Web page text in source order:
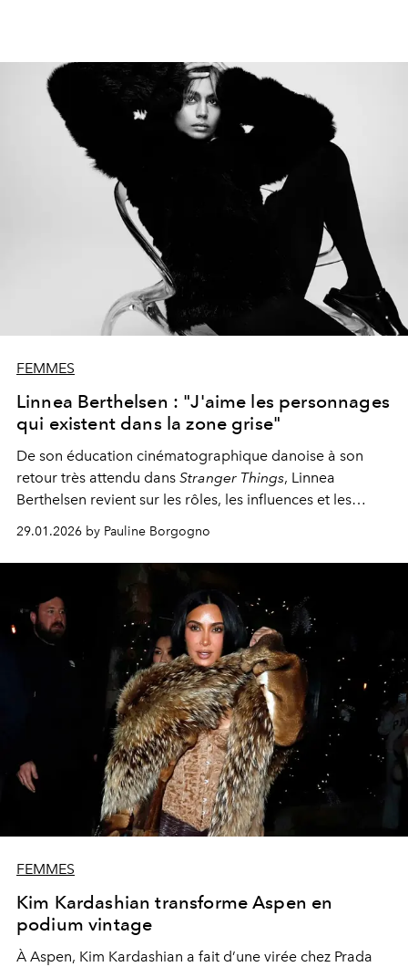
FEMMES
Linnea Berthelsen : "J'aime les personnages
qui existent dans la zone grise"
De son éducation cinématographique danoise à son
retour très attendu dans Stranger Things, Linnea
Berthelsen revient sur les rôles, les influences et les
zones grises qui façonnent son parcours.
29.01.2026 by Pauline Borgogno
FEMMES
Kim Kardashian transforme Aspen en
podium vintage
À Aspen, Kim Kardashian a fait d’une virée chez Prada